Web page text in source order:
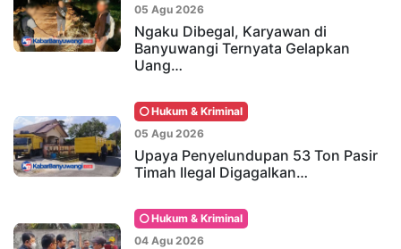
05 Agu 2026
Ngaku Dibegal, Karyawan di
Banyuwangi Ternyata Gelapkan
Uang…
Hukum & Kriminal
05 Agu 2026
Upaya Penyelundupan 53 Ton Pasir
Timah Ilegal Digagalkan…
Hukum & Kriminal
04 Agu 2026